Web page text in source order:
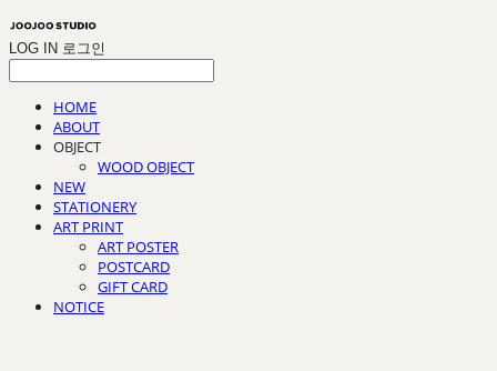
LOG IN 로그인
HOME
ABOUT
OBJECT
WOOD OBJECT
NEW
STATIONERY
ART PRINT
ART POSTER
POSTCARD
GIFT CARD
NOTICE